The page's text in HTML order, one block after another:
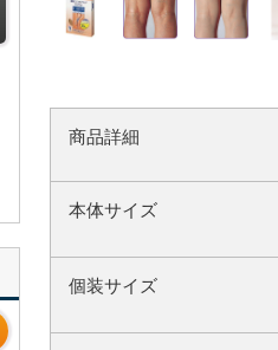
商品詳細
本体サイズ
個装サイズ